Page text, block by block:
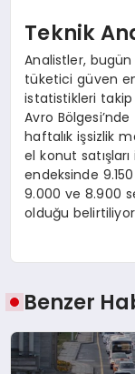
Teknik
Analistler, bugün
tüketici güven
istatistikleri takip
Avro
haftalık işsizlik
el konut
endeksinde
9.000 ve 8.900
olduğu
Benzer